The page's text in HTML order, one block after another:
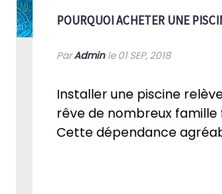
POURQUOI ACHETER UNE
ParAdminle 01SEP, 2018
Installer une piscine
rêve de nombreux famille
Cette dépendance